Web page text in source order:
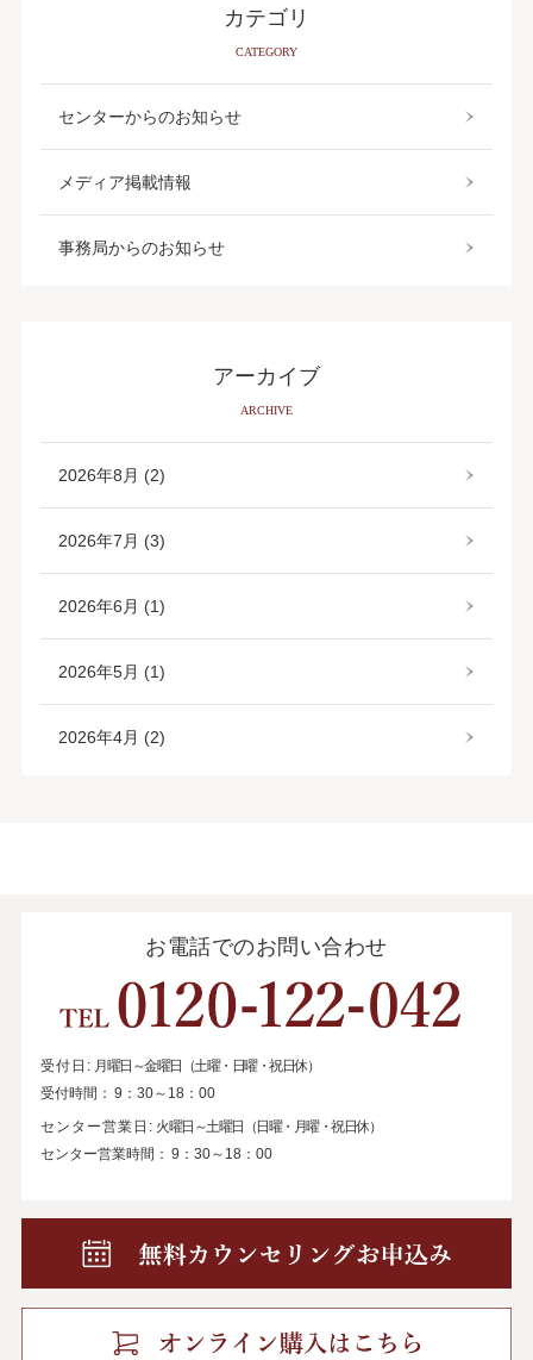
カテゴリ
CATEGORY
センターからのお知らせ
メディア掲載情報
事務局からのお知らせ
アーカイブ
ARCHIVE
2026年8月 (2)
2026年7月 (3)
2026年6月 (1)
2026年5月 (1)
2026年4月 (2)
お電話でのお問い合わせ
受付日: 月曜日～金曜日（土曜・日曜・祝日休）
受付時間： 9：30～18：00
センター営業日: 火曜日～土曜日（日曜・月曜・祝日休）
センター営業時間： 9：30～18：00